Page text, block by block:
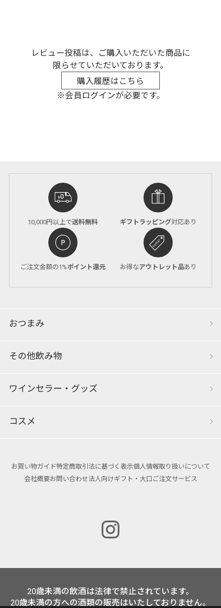
レビュー投稿は、ご購入いただいた商品に
限らせていただいております。
購入履歴はこちら
※会員ログインが必要です。
10,000円以上で送料無料 ギフトラッピング対応あり
ご注文金額の1%ポイント還元 お得なアウトレット品あり
おつまみ
その他飲み物
ワインセラー・グッズ
コスメ
お買い物ガイド特定商取引法に基づく表示個人情報取り扱いについて
会社概要お問い合わせ法人向けギフト・大口ご注文サービス
20歳未満の飲酒は法律で禁止されています。
20歳未満の方への酒類の販売はいたしておりません。